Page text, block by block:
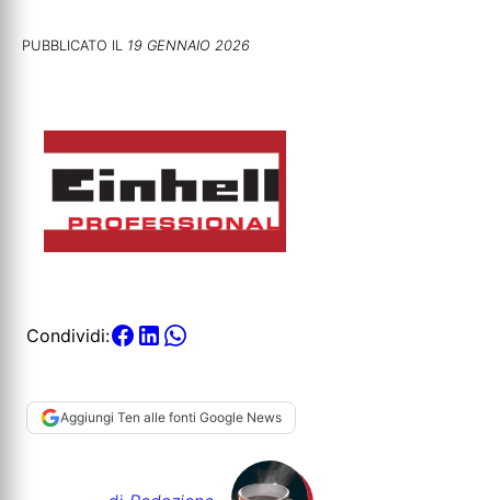
PUBBLICATO IL 19 GENNAIO 2026
Condividi:
Aggiungi Ten alle fonti Google News